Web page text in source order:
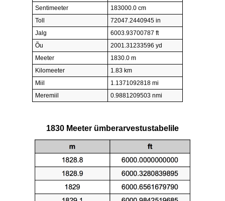
Sentimeeter
183000.0 cm
Toll
72047.2440945 in
Jalg
6003.93700787 ft
Õu
2001.31233596 yd
Meeter
1830.0 m
Kilomeeter
1.83 km
Miil
1.1371092818 mi
Meremiil
0.9881209503 nmi
1830 Meeter ümberarvestustabelile